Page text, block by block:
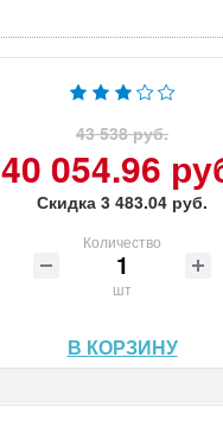
43 538 руб.
40 054.96
Скидка 3 483.04 руб.
Количество
шт
В КОРЗИНУ